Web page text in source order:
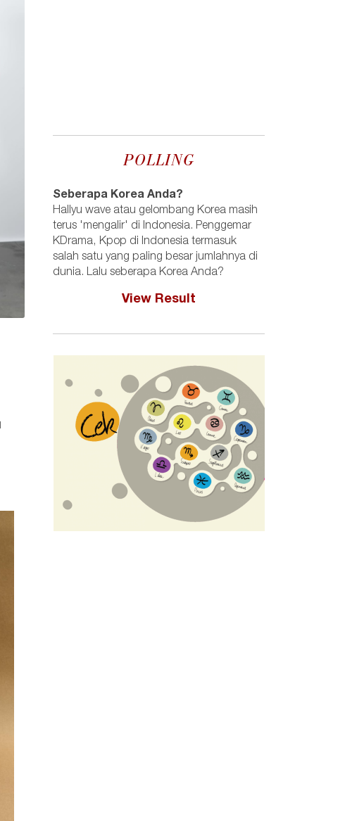
Bangku Mackintosh gaya art nouveau dan Postcard
POLLING
Seberapa Korea Anda?
Hallyu wave atau gelombang Korea masih
terus 'mengalir' di Indonesia. Penggemar
KDrama, Kpop di Indonesia termasuk
salah satu yang paling besar jumlahnya di
dunia. Lalu seberapa Korea Anda?
View Result